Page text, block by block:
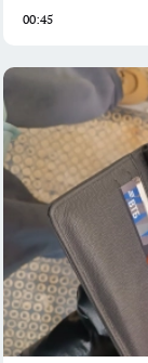
00:45